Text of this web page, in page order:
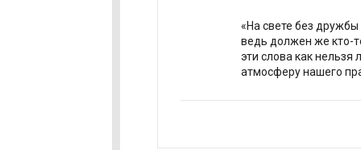
«На свете без
ведь должен же кто-
эти слова как
атмосферу нашего